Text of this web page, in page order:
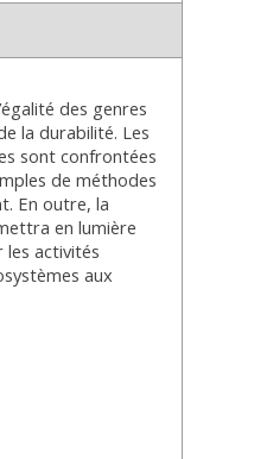
des genres
la durabilité. Les
sont confrontées
de méthodes
En outre, la
en lumière
activités
aux